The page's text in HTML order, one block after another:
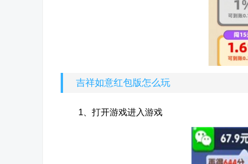
‌吉祥如意红包版怎么玩
1、打开游戏进入游戏